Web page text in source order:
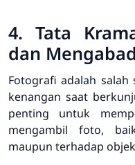
4. Tata
dan
Fotografi adalah
kenangan saat
penting untuk
mengambil foto,
maupun terhadap